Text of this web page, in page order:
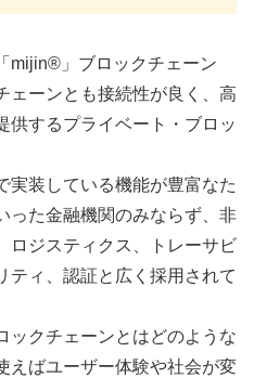
mijin®」ブロックチェーン
ェーンとも接続性が良く、高
供するプライベート・ブロッ
実装している機能が豊富なた
った金融機関のみならず、非
ロジスティクス、トレーサビ
ティ、認証と広く採用されて
ックチェーンとはどのような
えばユーザー体験や社会が変